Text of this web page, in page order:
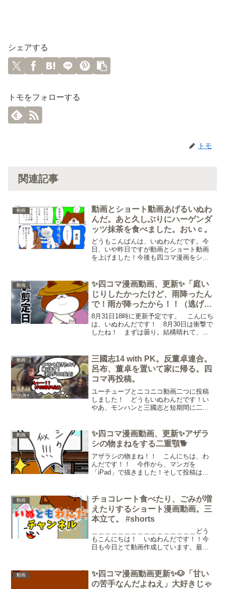
シェアする
トモをフォローする
トモ
関連記事
動画
動画とショート動画あげるいぬわ
んだ。あと久しぶりにハーゲンダ
ッツ抹茶を食べました。おいｃ。
どうもこんばんは、いぬわんだです。今
日、いや昨日ですが動画とショート動画
を上げました！今後も四コマ漫画をショ
映して、セリフを棒読みちゃんに喋らす
のもいいかもしれない！）...
動画
✨四コマ漫画動画、更新✨「庭い
じりしたかったけど、雨降ったん
で！雨が降ったから！！（逃げ
る）」
8月31日18時に更新予定です。 こんにち
は、いぬわんだです！ 8月30日は衝撃で
したね！ まずは曇り。結構晴れて、太
も、それよりも嬉しかったのは、“気温”で
すよね！ 高...
動画
三國志14 with PK。反董卓連合。
呂布、董卓を置いて家に帰る。四
コマ再投稿。
ユーチューブとニコニコ動画二つに投稿
しました！ どうもいぬわんだです！い
やあ、モンハンと三國志と短期間に二つ
て、「切り抜き動画」のようにしてみま
した！この形式だと、生放送...
動画
✨四コマ漫画動画、更新✨アザラ
シの物まねをする二重顎🐕
アザラシの物まね！！ こんにちは、わ
んだです！！ 今作から、マンガを
「iPad」で描きました！そして投稿はス
そうですが、歌がある形式の動画はなん
かおしゃれ...
動画
チョコレート食べたり、ごみが増
えたりするショート漫画動画。三
本立て。 #shorts
＿＿＿＿＿＿＿＿＿＿＿＿＿＿＿＿どう
もこんにちは！ いぬわんだです！！今
日も今日とて動画作成しています。最
りとAI、間違えるんですね。「美髯公」
の読み方なんですが...
動画
✨四コマ漫画動画更新✨🐶「甘い
の苦手なんだよねえ」大好きじゃ